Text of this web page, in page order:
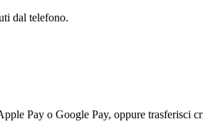
dal telefono.
Pay o Google Pay, oppure trasferisci